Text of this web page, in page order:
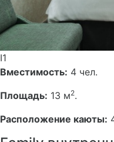
I1
Вместимость: 4 чел.
Площадь: 13 м2.
Расположение каюты: